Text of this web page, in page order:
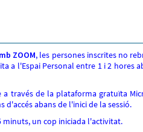
ZOOM, les persones inscrites no
a l'Espai Personal entre 1 i 2 hores
través de la plataforma gratuïta
abans de l'inici de la sessió.
minuts, un cop iniciada l'activitat.